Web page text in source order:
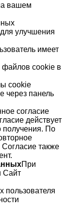
вашем
улучшения
имеет
файлов cookie в
cookie
через панель
согласие
действует
получения. По
Согласие также
При
Сайт
пользователя